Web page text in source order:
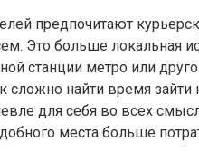
предпочитают
Это больше локальная
станции метро или
сложно найти время зайти
для себя во всех
места больше